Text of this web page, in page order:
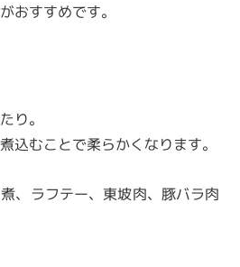
おすすめです。
り。
込むことで柔らかくなります。
、ラフテー、東坡肉、豚バラ肉